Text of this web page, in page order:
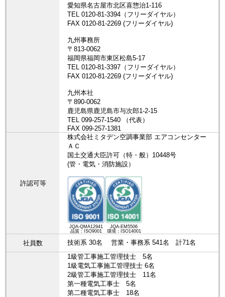
許認可等
株式会社ミタデン空調事業部 エアコンセンター
ＡＣ
国土交通大臣許可（特・般）10448号
(管・電気・消防施設）
JQA-QMA12941
品質：ISO9001
JQA-EM5506
環境：ISO14001
社員数 技術系 30名 営業・事務系 541名 計71名
1級管工事施工管理技士 5名
1級電気工事施工管理技士 6名
2級管工事施工管理技士 11名
第一種電気工事士 5名
第二種電気工事士 18名